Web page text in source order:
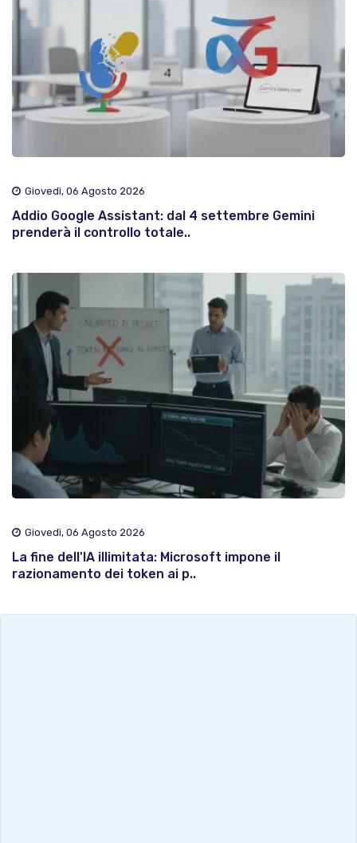
Giovedì, 06 Agosto 2026
Addio Google Assistant: dal 4 settembre Gemini
prenderà il controllo totale..
Giovedì, 06 Agosto 2026
La fine dell'IA illimitata: Microsoft impone il
razionamento dei token ai p..